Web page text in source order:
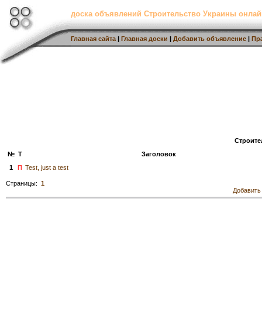
доска объявлений Строительство Украины
Главная сайта | Главная доски | Добавить объявление |
№ Т
Заголовок
1
П Test, just a test
Страницы: 1